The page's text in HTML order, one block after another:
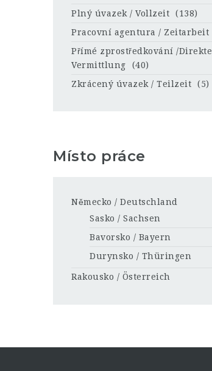
Plný úvazek / Vollzeit
(138)
Pracovní agentura / Zeitarbeit
Přímé zprostředkování /Direkte
Vermittlung
(40)
Zkrácený úvazek / Teilzeit
(5)
Místo práce
Německo / Deutschland
Sasko / Sachsen
Bavorsko / Bayern
Durynsko / Thüringen
Rakousko / Österreich